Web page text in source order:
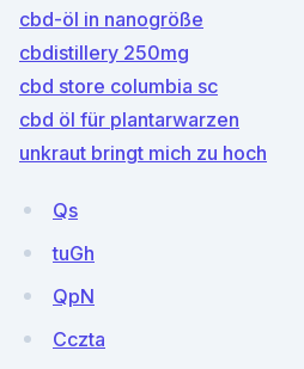
cbd-öl in nanogröße
cbdistillery 250mg
cbd store columbia sc
cbd öl für plantarwarzen
unkraut bringt mich zu hoch
Qs
tuGh
QpN
Cczta